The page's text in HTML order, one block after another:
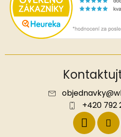
objednavky@
+420 792